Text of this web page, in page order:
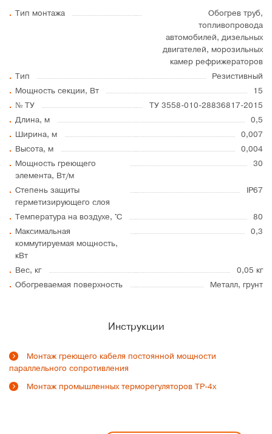
Тип монтажа
Обогрев труб,
топливопровода
автомобилей, дизельных
двигателей, морозильных
камер рефрижераторов
Тип
Резистивный
Мощность секции, Вт
15
№ ТУ
ТУ 3558-010-28836817-2015
Длина, м
0,5
Ширина, м
0,007
Высота, м
0,004
Мощность греющего
элемента, Вт/м
30
Степень защиты
герметизирующего слоя
IP67
Температура на воздухе, °C
80
Максимальная
коммутируемая мощность,
кВт
0,3
Вес, кг
0,05 кг
Обогреваемая поверхность
Металл, грунт
Инструкции
Монтаж греющего кабеля постоянной мощности
параллельного сопротивления
Монтаж промышленных терморегуляторов ТР-4х